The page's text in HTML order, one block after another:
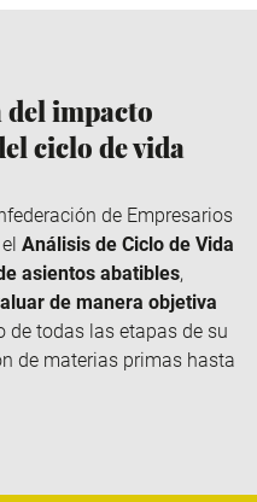
impacto
ciclo de vida
de Empresarios
Análisis de Ciclo de Vida
asientos abatibles,
de manera objetiva
de todas las etapas de su
de materias primas hasta